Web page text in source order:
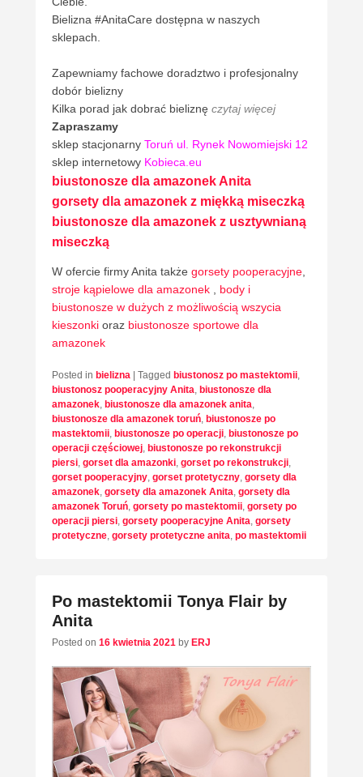
Bielizna #AnitaCare dostępna w naszych
sklepach.
Zapewniamy fachowe doradztwo i profesjonalny
dobór bielizny
Kilka porad jak dobrać bieliznę czytaj więcej
Zapraszamy
sklep stacjonarny Toruń ul. Rynek Nowomiejski 12
sklep internetowy Kobieca.eu
biustonosze dla amazonek Anita
gorsety dla amazonek z miękką miseczką
biustonosze dla amazonek z usztywnianą
miseczką
W ofercie firmy Anita także gorsety pooperacyjne,
stroje kąpielowe dla amazonek , body i
biustonosze w dużych z możliwością wszycia
kieszonki oraz biustonosze sportowe dla
amazonek
Posted in bielizna Tagged biustonosz po mastektomii,
biustonosz pooperacyjny Anita, biustonosze dla
amazonek, biustonosze dla amazonek anita,
biustonosze dla amazonek toruń, biustonosze po
mastektomii, biustonosze po operacji, biustonosze po
operacji częściowej, biustonosze po rekonstrukcji
piersi, gorset dla amazonki, gorset po rekonstrukcji,
gorset pooperacyjny, gorset protetyczny, gorsety dla
amazonek, gorsety dla amazonek Anita, gorsety dla
amazonek Toruń, gorsety po mastektomii, gorsety po
operacji piersi, gorsety pooperacyjne Anita, gorsety
protetyczne, gorsety protetyczne anita, po mastektomii
Po mastektomii Tonya Flair by
Anita
Posted on 16 kwietnia 2021 by ERJ